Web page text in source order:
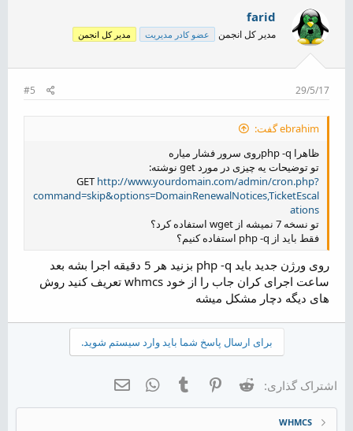
farid
مدیر کل انجمن عضو کادر مدیریت مدیر کل انجمن
29/5/17
#5
ebrahim گفت:
ظاهرا php -qروی سرور فشار میاره
تو توضیحات یه چیزی در مورد get نوشته:
GET http://www.yourdomain.com/admin/cron.php?
command=skip&options=DomainRenewalNotices,TicketEscal
ations
تو نسخه 7 نمیشه از wget استفاده کرد؟
فقط باید از php -q استفاده کنیم؟
روی ورژن جدید باید php -q بزنید هر 5 دقیقه اجرا بشه بعد
ساعت اجرای کران جاب را از خود whmcs تعریف کنید روش
های دیگه دچار مشکل میشه
برای ارسال پاسخ شما باید وارد سیستم شوید.
اشتراک گذاری: Reddit
Pinterest
Tumblr
WhatsApp
WHMCS